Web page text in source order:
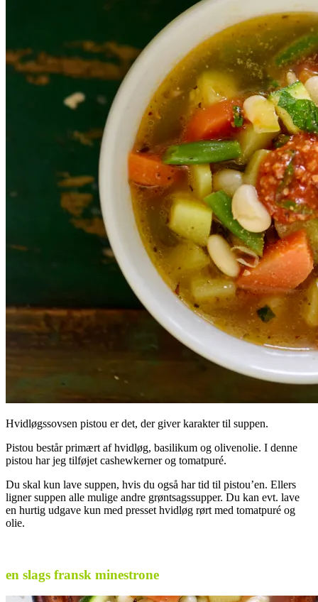
Hvidløgssovsen pistou er det, der giver karakter til suppen.
Pistou består primært af hvidløg, basilikum og olivenolie. I denne
pistou har jeg tilføjet cashewkerner og tomatpuré.
Du skal kun lave suppen, hvis du også har tid til pistou’en. Ellers
ligner suppen alle mulige andre grøntsagssupper. Du kan evt. lave
en hurtig udgave kun med presset hvidløg rørt med tomatpuré og
olie.
en slags fransk minestrone